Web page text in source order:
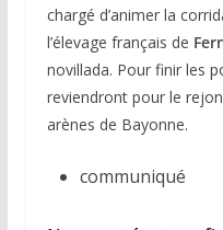
chargé d’animer la
l’élevage français de
novillada. Pour finir les
reviendront pour le
arènes de Bayonne.
communiqué